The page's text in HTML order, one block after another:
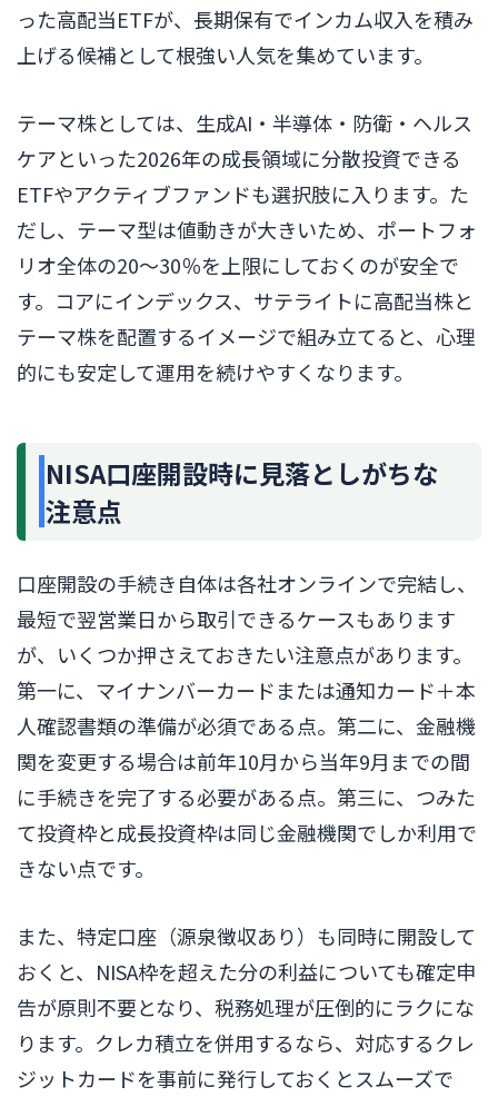
った高配当ETFが、長期保有でインカム収入を積み
上げる候補として根強い人気を集めています。
テーマ株としては、生成AI・半導体・防衛・ヘルス
ケアといった2026年の成長領域に分散投資できる
ETFやアクティブファンドも選択肢に入ります。た
だし、テーマ型は値動きが大きいため、ポートフォ
リオ全体の20〜30％を上限にしておくのが安全で
す。コアにインデックス、サテライトに高配当株と
テーマ株を配置するイメージで組み立てると、心理
的にも安定して運用を続けやすくなります。
NISA口座開設時に見落としがちな
注意点
口座開設の手続き自体は各社オンラインで完結し、
最短で翌営業日から取引できるケースもあります
が、いくつか押さえておきたい注意点があります。
第一に、マイナンバーカードまたは通知カード＋本
人確認書類の準備が必須である点。第二に、金融機
関を変更する場合は前年10月から当年9月までの間
に手続きを完了する必要がある点。第三に、つみた
て投資枠と成長投資枠は同じ金融機関でしか利用で
きない点です。
また、特定口座（源泉徴収あり）も同時に開設して
おくと、NISA枠を超えた分の利益についても確定申
告が原則不要となり、税務処理が圧倒的にラクにな
ります。クレカ積立を併用するなら、対応するクレ
ジットカードを事前に発行しておくとスムーズで